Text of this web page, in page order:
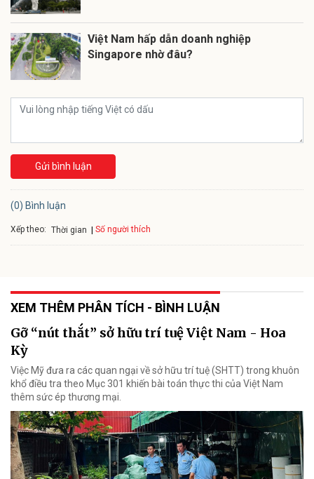
Việt Nam hấp dẫn doanh nghiệp
Singapore nhờ đâu?
Gửi bình luận
(0) Bình luận
Xếp theo: Thời gian Số người thích
XEM THÊM PHÂN TÍCH - BÌNH LUẬN
Gỡ “nút thắt” sở hữu trí tuệ Việt Nam - Hoa
Kỳ
Việc Mỹ đưa ra các quan ngại về sở hữu trí tuệ (SHTT) trong khuôn
khổ điều tra theo Mục 301 khiến bài toán thực thi của Việt Nam
thêm sức ép thương mại.